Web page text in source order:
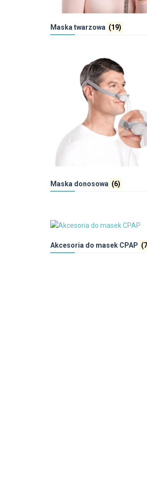
Maska twarzowa (19)
Maska donosowa (6)
Akcesoria do masek CPAP